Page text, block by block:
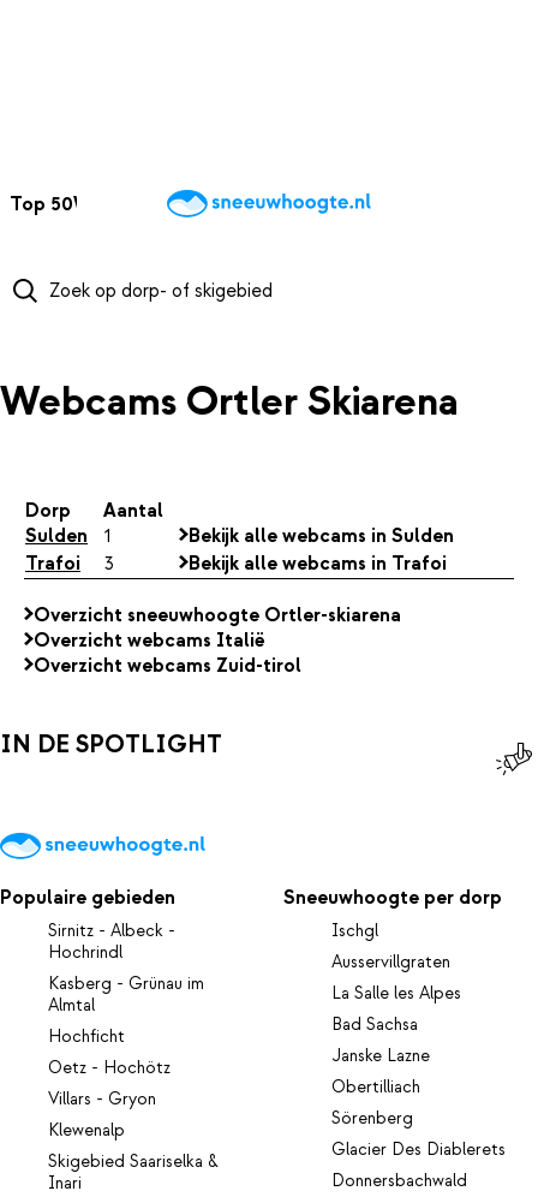
Top 50Webcams WintersportweerKaarten
Webcams Ortler Skiarena
Dorp
Aantal
Sulden
1
Bekijk alle webcams in Sulden
Trafoi
3 Bekijk alle webcams in Trafoi
Overzicht sneeuwhoogte Ortler-skiarena
Overzicht webcams Italië
Overzicht webcams Zuid-tirol
IN DE SPOTLIGHT
Populaire gebieden
Sirnitz - Albeck -
Hochrindl
Kasberg - Grünau im
Almtal
Hochficht
Oetz - Hochötz
Villars - Gryon
Klewenalp
Skigebied Saariselka &
Inari
Sneeuwhoogte per dorp
Ischgl
Ausservillgraten
La Salle les Alpes
Bad Sachsa
Janske Lazne
Obertilliach
Sörenberg
Glacier Des Diablerets
Donnersbachwald